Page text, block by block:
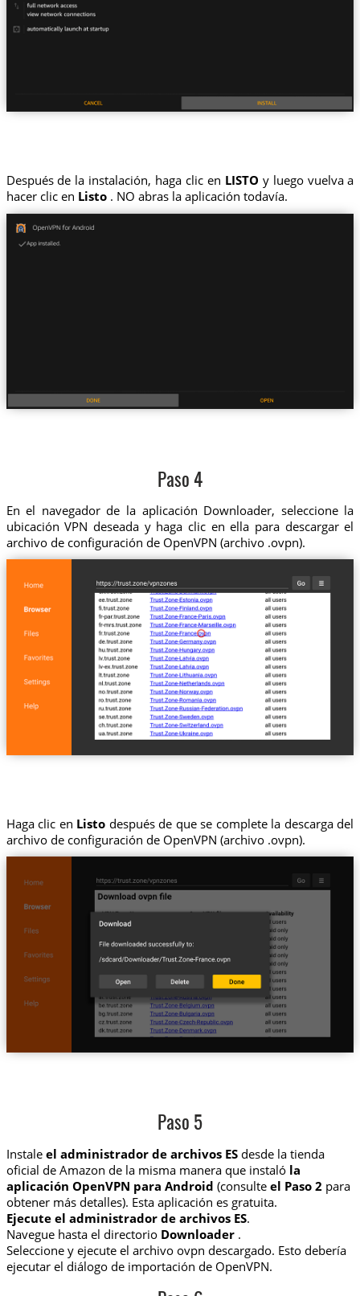
Después de la instalación, haga clic en LISTO y luego vuelva a
hacer clic en Listo. NO abras la aplicación todavía.
Paso 4
En el navegador de la aplicación Downloader, seleccione la
ubicación VPN deseada y haga clic en ella para descargar el
archivo de configuración de OpenVPN (archivo .ovpn).
Haga clic en Listo después de que se complete la descarga del
archivo de configuración de OpenVPN (archivo .ovpn).
Paso 5
Instale el administrador de archivos ESdesde la tienda
oficial de Amazon de la misma manera que instaló la
aplicación OpenVPN para Android (consulte el Paso 2 para
obtener más detalles). Esta aplicación es gratuita.
Ejecute el administrador de archivos ES.
Navegue hasta el directorio Downloader.
Seleccione y ejecute el archivo ovpn descargado. Esto debería
ejecutar el diálogo de importación de OpenVPN.